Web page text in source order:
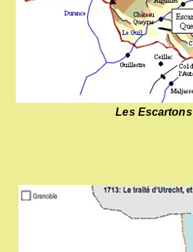
Les Escartons